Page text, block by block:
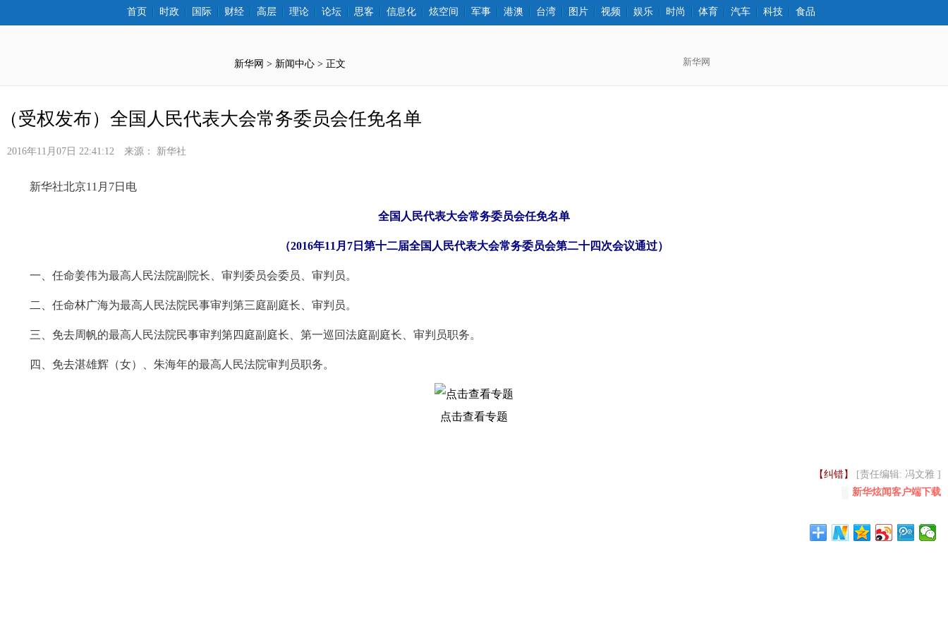
首页 时政 国际 财经 高层 理论 论坛 思客 信息化 炫空间 军事 港澳 台湾 图片 视频 娱乐 时尚 体育 汽车 科技 食品
新华网 > 新闻中心 > 正文
（受权发布）全国人民代表大会常务委员会任免名单
2016年11月07日 22:41:12 来源： 新华社
新华社北京11月7日电
全国人民代表大会常务委员会任免名单
（2016年11月7日第十二届全国人民代表大会常务委员会第二十四次会议通过）
一、任命姜伟为最高人民法院副院长、审判委员会委员、审判员。
二、任命林广海为最高人民法院民事审判第三庭副庭长、审判员。
三、免去周帆的最高人民法院民事审判第四庭副庭长、第一巡回法庭副庭长、审判员职务。
四、免去湛雄辉（女）、朱海年的最高人民法院审判员职务。
点击查看专题
【纠错】
[责任编辑: 冯文雅 ]
新华炫闻客户端下载